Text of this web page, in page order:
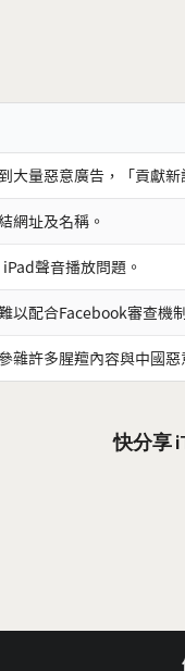
大量惡意廣告，「貢獻新
網址及名稱。
聲音播放問題。
以配合Facebook審查機
雜許多腥羶內容與中國
快分享